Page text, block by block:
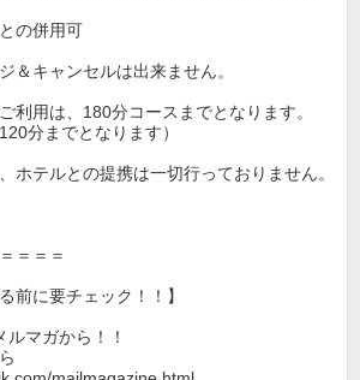
の併用可
＆キャンセルは出来ません。
利用は、180分コースまでとなります。
分までとなります）
ホテルとの提携は一切行っておりません。
＝＝＝
前に要チェック！！】
マガから！！